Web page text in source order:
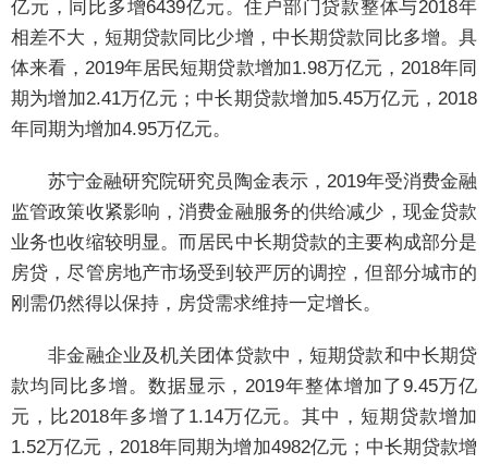
亿元，同比多增6439亿元。住户部门贷款整体与2018年
相差不大，短期贷款同比少增，中长期贷款同比多增。具
体来看，2019年居民短期贷款增加1.98万亿元，2018年同
期为增加2.41万亿元；中长期贷款增加5.45万亿元，2018
年同期为增加4.95万亿元。
苏宁金融研究院研究员陶金表示，2019年受消费金融
监管政策收紧影响，消费金融服务的供给减少，现金贷款
业务也收缩较明显。而居民中长期贷款的主要构成部分是
房贷，尽管房地产市场受到较严厉的调控，但部分城市的
刚需仍然得以保持，房贷需求维持一定增长。
非金融企业及机关团体贷款中，短期贷款和中长期贷
款均同比多增。数据显示，2019年整体增加了9.45万亿
元，比2018年多增了1.14万亿元。其中，短期贷款增加
1.52万亿元，2018年同期为增加4982亿元；中长期贷款增